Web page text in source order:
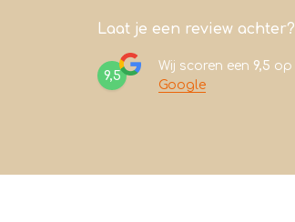
Laat je een review achter?
9,5
Wij scoren een 9,5 op
Google